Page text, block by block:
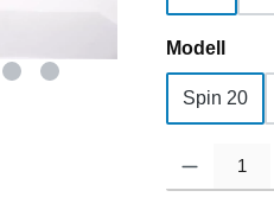
Modell
Spin 20
Produkt